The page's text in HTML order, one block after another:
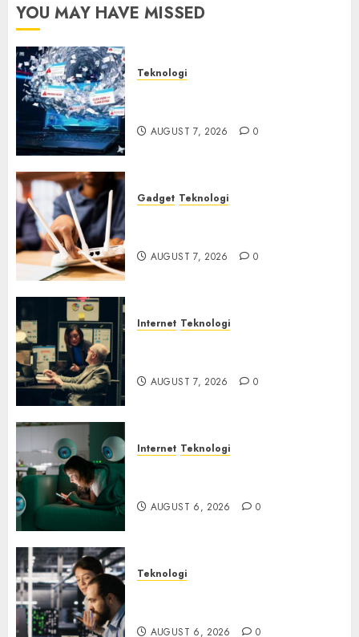
6, 2026
YOU MAY HAVE MISSED
Teknologi
AUGUST 7, 2026 0
Gadget Teknologi
AUGUST 7, 2026 0
Internet Teknologi
AUGUST 7, 2026 0
Internet Teknologi
AUGUST 6, 2026 0
Teknologi
AUGUST 6, 2026 0